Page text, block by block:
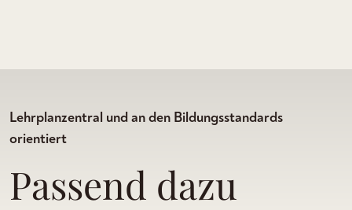
Lehrplanzentral und an den Bildungsstandards
orientiert
Passend dazu